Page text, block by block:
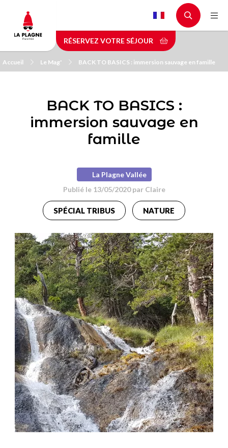
contenu
principal
RÉSERVEZ VOTRE SÉJOUR
Accueil Le Mag' BACK TO BASICS : immersion sauvage en famille
BACK TO BASICS :
immersion sauvage en
famille
La Plagne Vallée
Publié le 13/05/2020 par Claire
SPÉCIAL TRIBUS NATURE